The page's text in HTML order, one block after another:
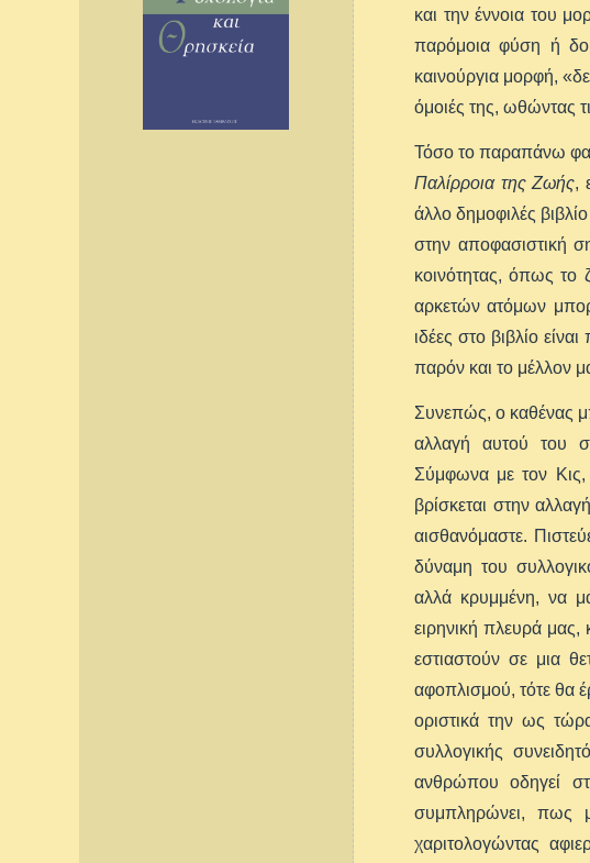
και την έννοια του
παρόμοια φύση ή
καινούργια μορφή,
όμοιές της, ωθώντας
Τόσο το παραπάνω
Παλίρροια της Ζωής,
άλλο δημοφιλές
στην αποφασιστική
κοινότητας, όπως το
αρκετών ατόμων
ιδέες στο βιβλίο
παρόν και το μέλλον
Συνεπώς, ο καθένας
αλλαγή αυτού του
Σύμφωνα με τον
βρίσκεται στην
αισθανόμαστε.
δύναμη του
αλλά κρυμμένη, να
ειρηνική πλευρά
εστιαστούν σε μια
αφοπλισμού, τότε θα
οριστικά την ως
συλλογικής
ανθρώπου οδηγεί
συμπληρώνει, πως
χαριτολογώντας